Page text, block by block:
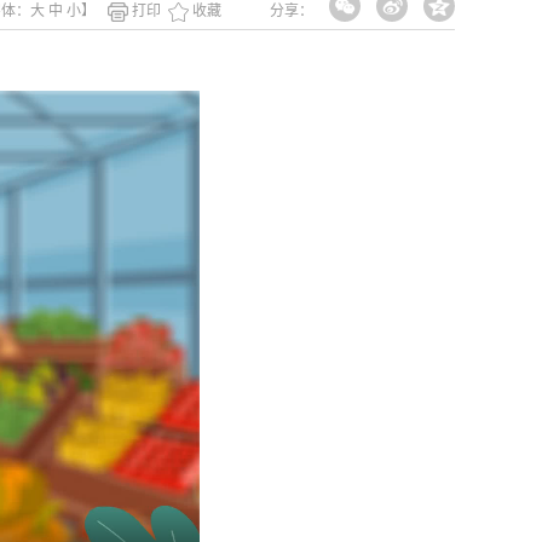
分享：
： 大 中 小】 打印 收藏